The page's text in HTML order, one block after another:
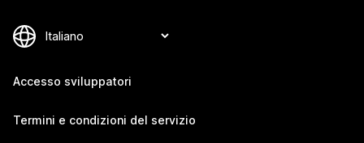
Accesso sviluppatori
Termini e condizioni del servizio